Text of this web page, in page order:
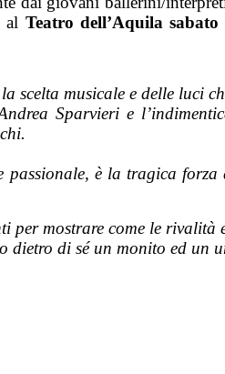
al Teatro dell’Aquila
scelta musicale e delle luci
Sparvieri e
è la tragica
mostrare come le
dietro di sé un monito ed un